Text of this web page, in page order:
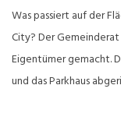
Was passiert auf der
City? Der
Eigentümer gemacht.
und das Parkhaus